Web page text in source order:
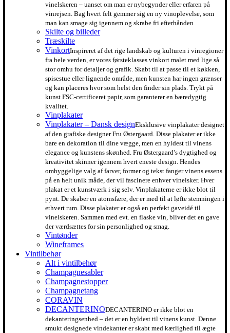
vinelskeren – uanset om man er nybegynder eller erfaren på
vinrejsen. Bag hvert felt gemmer sig en ny vinoplevelse, som
man kan smage sig igennem og skrabe fri efterhånden
Skilte og billeder
Træskilte
VinkortInspireret af det rige landskab og kulturen i vinregioner
fra hele verden, er vores førsteklasses vinkort malet med lige så
stor omhu for detaljer og grafik. Skabt til at passe til et køkken,
spisestue eller lignende område, men kunsten har ingen grænser
og kan placeres hvor som helst den finder sin plads. Trykt på
kunst FSC-certificeret papir, som garanterer en bæredygtig
kvalitet.
Vinplakater
Vinplakater – Dansk designEksklusive vinplakater designet
af den grafiske designer Fru Østergaard. Disse plakater er ikke
bare en dekoration til dine vægge, men en hyldest til vinens
elegance og kunstens skønhed. Fru Østergaard’s dygtighed og
kreativitet skinner igennem hvert eneste design. Hendes
omhyggelige valg af farver, former og tekst fanger vinens essens
på en helt unik måde, der vil fascinere enhver vinelsker. Hver
plakat er et kunstværk i sig selv. Vinplakaterne er ikke blot til
pynt. De skaber en atomsfære, der er med til at løfte stemningen i
ethvert rum. Disse plakater er også en perfekt gaveidé til
vinelskeren. Sammen med evt. en flaske vin, bliver det en gave
der værdsættes for sin personlighed og smag.
Vintønder
Wineframes
Vintilbehør
Alt i vintilbehør
Champagnesabler
Champagnestopper
Champagnetang
CORAVIN
DECANTERINODECANTERINO er ikke blot en
dekanteringsenhed – det er en hyldest til vinens kunst. Denne
smukt designede vindekanter er skabt med kærlighed til ægte